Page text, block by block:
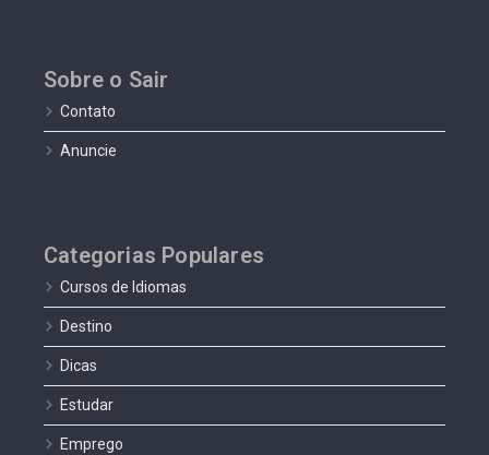
Sobre o Sair
Contato
Anuncie
Categorias Populares
Cursos de Idiomas
Destino
Dicas
Estudar
Emprego